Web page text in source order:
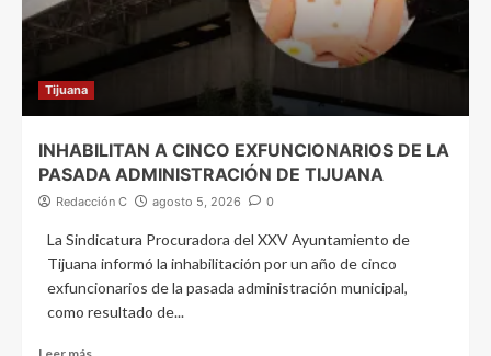
Tijuana
INHABILITAN A CINCO EXFUNCIONARIOS DE LA
PASADA ADMINISTRACIÓN DE TIJUANA
Redacción C agosto 5, 2026 0
La Sindicatura Procuradora del XXV Ayuntamiento de
Tijuana informó la inhabilitación por un año de cinco
exfuncionarios de la pasada administración municipal,
como resultado de...